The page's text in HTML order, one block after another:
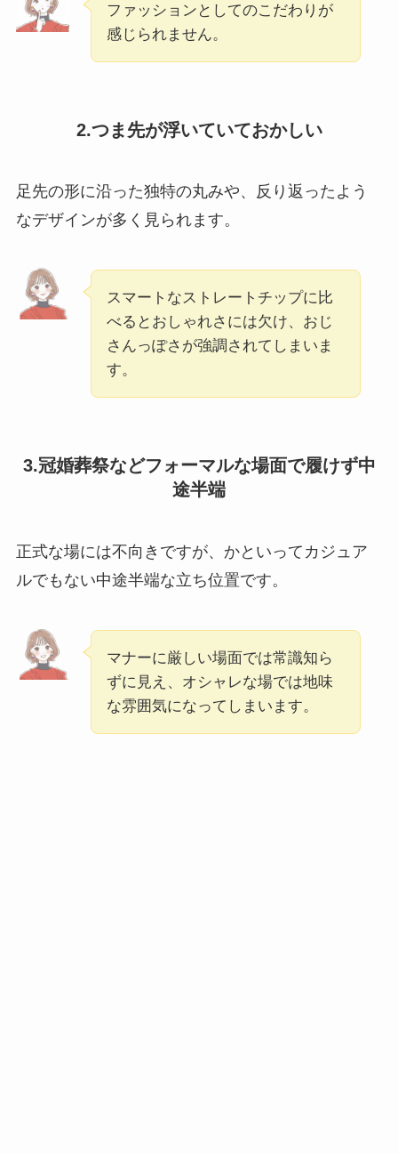
ファッションとしてのこだわりが
感じられません。
2.つま先が浮いていておかしい
足先の形に沿った独特の丸みや、反り返ったよう
なデザインが多く見られます。
スマートなストレートチップに比
べるとおしゃれさには欠け、おじ
さんっぽさが強調されてしまいま
す。
3.冠婚葬祭などフォーマルな場面で履けず中
途半端
正式な場には不向きですが、かといってカジュア
ルでもない中途半端な立ち位置です。
マナーに厳しい場面では常識知ら
ずに見え、オシャレな場では地味
な雰囲気になってしまいます。